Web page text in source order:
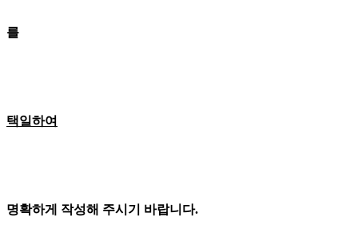
를
택일하여
명확하게 작성해 주시기 바랍니다.